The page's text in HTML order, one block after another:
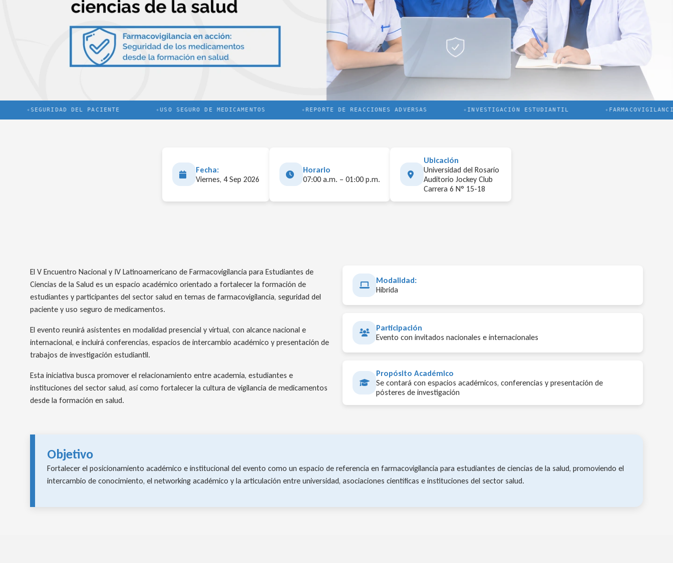
SEGURIDAD DEL PACIENTE USO SEGURO DE MEDICAMENTOS REPORTE DE REACCIONES ADVERSAS INVESTIGACIÓN ESTUDIANTIL FARMACOVIGILANCIA
Fecha:
Viernes, 4 Sep 2026
Horario
07:00 a.m. – 01:00 p.m.
Ubicación
Universidad del Rosario
Auditorio Jockey Club
Carrera 6 N° 15-18
El V Encuentro Nacional y IV Latinoamericano de Farmacovigilancia para Estudiantes de
Ciencias de la Salud es un espacio académico orientado a fortalecer la formación de
estudiantes y participantes del sector salud en temas de farmacovigilancia, seguridad del
paciente y uso seguro de medicamentos.
El evento reunirá asistentes en modalidad presencial y virtual, con alcance nacional e
internacional, e incluirá conferencias, espacios de intercambio académico y presentación de
trabajos de investigación estudiantil.
Esta iniciativa busca promover el relacionamiento entre academia, estudiantes e
instituciones del sector salud, así como fortalecer la cultura de vigilancia de medicamentos
desde la formación en salud.
Modalidad:
Híbrida
Participación
Evento con invitados nacionales e internacionales
Propósito Académico
Se contará con espacios académicos, conferencias y presentación de
pósteres de investigación
Objetivo
Fortalecer el posicionamiento académico e institucional del evento como un espacio de referencia en farmacovigilancia para estudiantes de ciencias de la salud, promoviendo el
intercambio de conocimiento, el networking académico y la articulación entre universidad, asociaciones científicas e instituciones del sector salud.